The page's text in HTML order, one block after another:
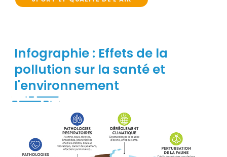
Infographie : Effets de la
pollution sur la santé et
l'environnement